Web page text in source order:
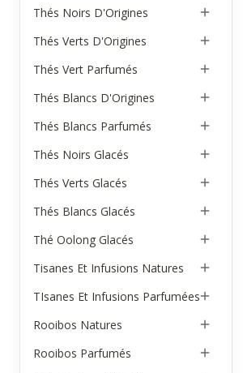
Thés Noirs D'Origines

Thés Verts D'Origines 
Thés Vert Parfumés 
Thés Blancs D'Origines 
Thés Blancs Parfumés 
Thés Noirs Glacés 
Thés Verts Glacés 
Thés Blancs Glacés 
Thé Oolong Glacés 
Tisanes Et Infusions Natures 
TIsanes Et Infusions Parfumées
Rooibos Natures 
Rooibos Parfumés 